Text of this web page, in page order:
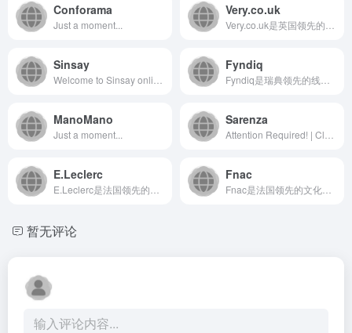
Conforama
Just a moment...
Very.co.uk
Sinsay Fyndiq
ManoMano
Just a moment...
Sarenza
E.Leclerc Fnac
暂无评论